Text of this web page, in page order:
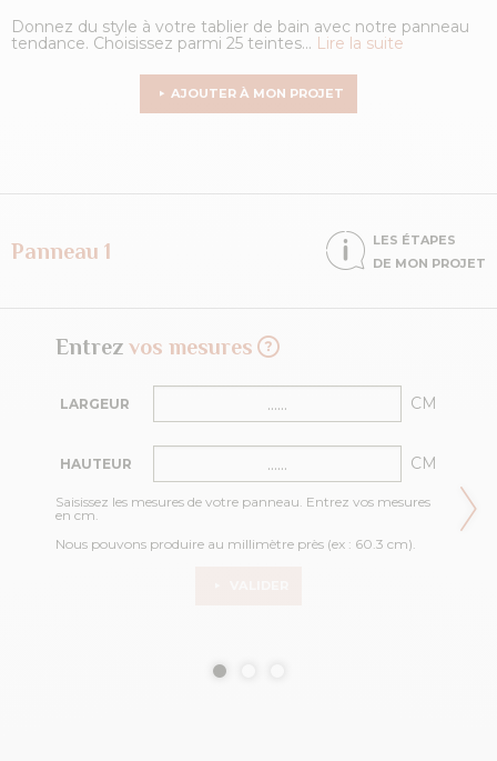
Donnez du style à votre tablier de bain avec notre panneau
tendance. Choisissez parmi 25 teintes... Lire la suite
AJOUTER À MON PROJET
Panneau 1
LES ÉTAPES
DE MON PROJET
Entrez vos mesures
LARGEUR CM
HAUTEUR CM
Saisissez les mesures de votre panneau. Entrez vos mesures
en cm.
Nous pouvons produire au millimètre près (ex : 60.3 cm).